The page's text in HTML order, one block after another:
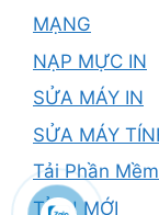
MẠNG
NẠP MỰC IN
SỬA MÁY IN
SỬA MÁY
Tải Phần
TỈNH MỚI